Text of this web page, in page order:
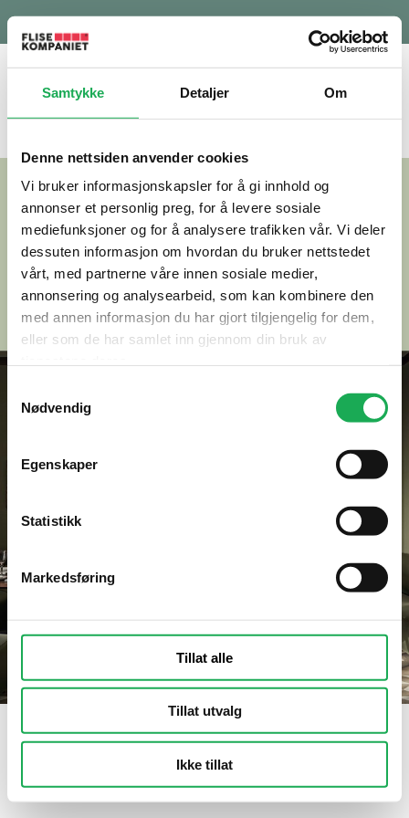
Samtykke Detaljer Om
Denne nettsiden anvender cookies
Vi bruker informasjonskapsler for å gi innhold og
annonser et personlig preg, for å levere sosiale
mediefunksjoner og for å analysere trafikken vår. Vi deler
dessuten informasjon om hvordan du bruker nettstedet
vårt, med partnerne våre innen sosiale medier,
annonsering og analysearbeid, som kan kombinere den
med annen informasjon du har gjort tilgjengelig for dem,
eller som de har samlet inn gjennom din bruk av
Nødvendig
Egenskaper
Statistikk
Markedsføring
Tillat alle
Tillat utvalg
Ikke tillat